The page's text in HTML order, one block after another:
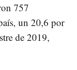
757
un 20,6 por
de 2019,